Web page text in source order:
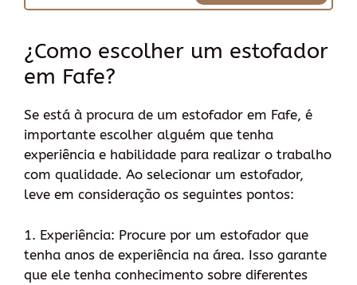
¿Como escolher um estofador
em Fafe?
Se está à procura de um estofador em Fafe, é
importante escolher alguém que tenha
experiência e habilidade para realizar o trabalho
com qualidade. Ao selecionar um estofador,
leve em consideração os seguintes pontos:
1. Experiência: Procure por um estofador que
tenha anos de experiência na área. Isso garante
que ele tenha conhecimento sobre diferentes